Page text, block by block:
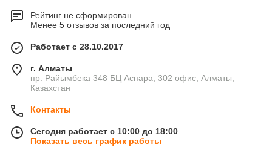
Рейтинг не сформирован
Менее 5 отзывов за последний год
Работает с 28.10.2017
г. Алматы
пр. Райымбека 348 БЦ Аспара, 302 офис, Алматы,
Казахстан
Контакты
Сегодня работает с 10:00 до 18:00
Показать весь график работы